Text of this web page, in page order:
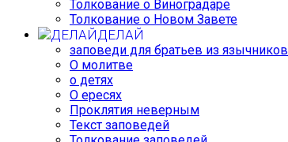
Толкование о Виноградаре
Толкование о Новом Завете
ДЕЛАЙ
заповеди для братьев из язычников
О молитве
о детях
О ересях
Проклятия неверным
Текст заповедей